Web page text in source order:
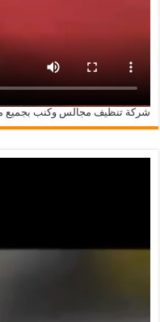
شركة تنظيف مجالس وكنب بجميع